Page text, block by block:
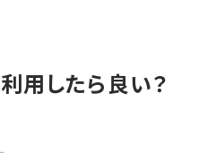
用したら良い？